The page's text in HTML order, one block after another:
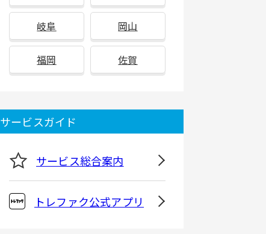
岐阜 岡山
福岡 佐賀
サービスガイド
サービス総合案内
トレファク公式アプリ